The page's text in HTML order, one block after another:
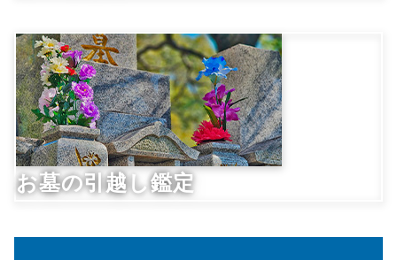
お墓の引越し鑑定